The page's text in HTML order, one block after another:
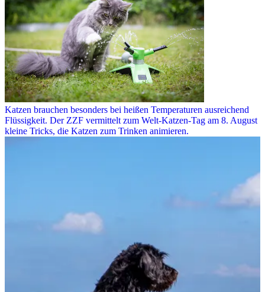
Katzen brauchen besonders bei heißen Temperaturen ausreichend
Flüssigkeit. Der ZZF vermittelt zum Welt-Katzen-Tag am 8. August
kleine Tricks, die Katzen zum Trinken animieren.